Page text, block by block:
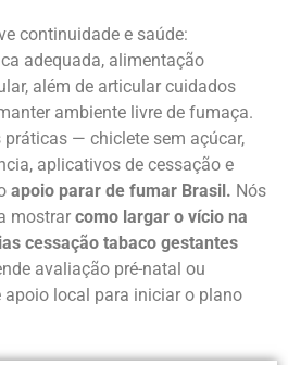
continuidade e saúde:
adequada, alimentação
além de articular cuidados
ambiente livre de fumaça.
— chiclete sem açúcar,
aplicativos de cessação e
apoio parar de fumar Brasil. Nós
mostrar como largar o vício na
cessação tabaco gestantes
avaliação pré-natal ou
local para iniciar o plano